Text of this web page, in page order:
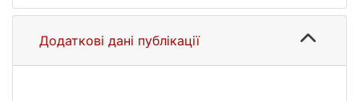
Додаткові дані публікації